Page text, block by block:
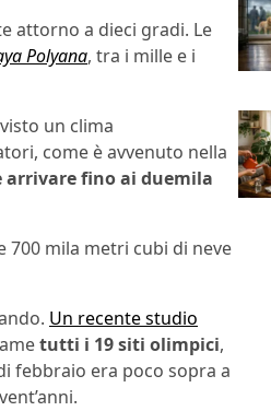
attorno a dieci gradi. Le
Polyana, tra i mille e i
un clima
come è avvenuto nella
arrivare fino ai duemila
mila metri cubi di neve
Un recente studio
tutti i 19 siti olimpici,
febbraio era poco sopra a